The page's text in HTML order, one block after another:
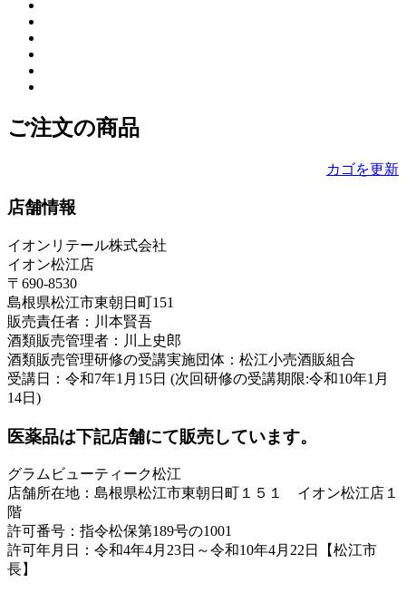
ご注文の商品
カゴを更新
店舗情報
イオンリテール株式会社
イオン松江店
〒690-8530
島根県松江市東朝日町151
販売責任者：川本賢吾
酒類販売管理者：川上史郎
酒類販売管理研修の受講実施団体：松江小売酒販組合
受講日：令和7年1月15日 (次回研修の受講期限:令和10年1月
14日)
医薬品は下記店舗にて販売しています。
グラムビューティーク松江
店舗所在地：島根県松江市東朝日町１５１ イオン松江店１
階
許可番号：指令松保第189号の1001
許可年月日：令和4年4月23日～令和10年4月22日【松江市
長】